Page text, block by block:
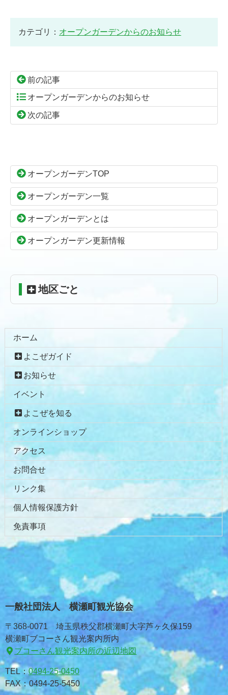
カテゴリ： オープンガーデンからのお知らせ
前の記事
オープンガーデンからのお知らせ
次の記事
ン
本
文
先
へ
る
の
頭
へ
る
オープンガーデンTOP
オープンガーデン一覧
オープンガーデンとは
オープンガーデン更新情報
地区ごと
ホーム
よこぜガイド
お知らせ
イベント
よこぜを知る
オンラインショップ
アクセス
お問合せ
リンク集
個人情報保護方針
免責事項
一般社団法人 横瀬町観光協会
〒368-0071 埼玉県秩父郡横瀬町大字芦ヶ久保159
横瀬町ブコーさん観光案内所内
ブコーさん観光案内所の近辺地図
TEL： 0494-25-0450
FAX：0494-25-5450